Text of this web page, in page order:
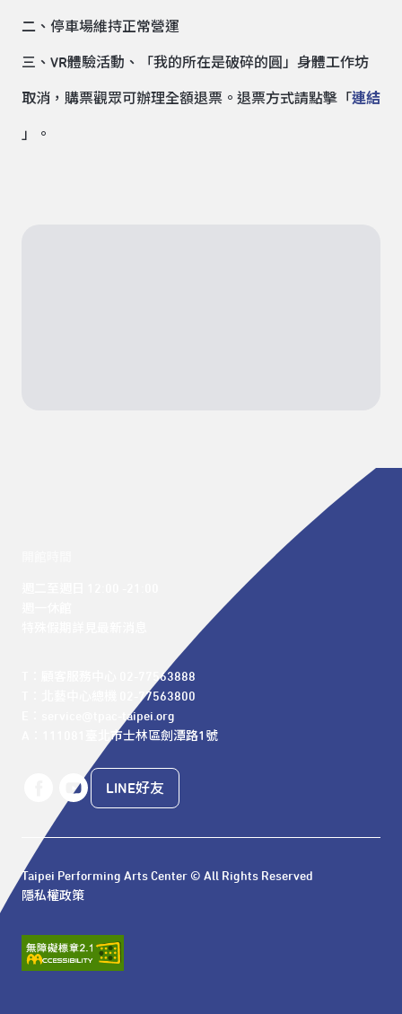
二、停車場維持正常營運
三、VR體驗活動、「我的所在是破碎的圓」身體工作坊
取消，購票觀眾可辦理全額退票。退票方式請點擊「 連結
」。
T：顧客服務中心 02-77563888
T：北藝中心總機 02-77563800
E：service@tpac-taipei.org
A：111081臺北市士林區劍潭路1號
LINE好友
Taipei Performing Arts Center © All Rights Reserved
隱私權政策